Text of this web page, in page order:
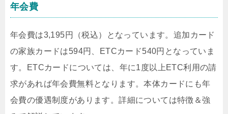
年会費
年会費は3,195円（税込）となっています。追加カード
の家族カードは594円、ETCカード540円となっていま
す。ETCカードについては、年に1度以上ETC利用の請
求があれば年会費無料となります。本体カードにも年
会費の優遇制度があります。詳細については特徴＆強